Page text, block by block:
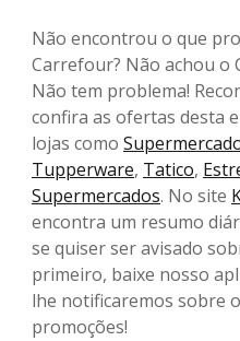
Não encontrou o que
Carrefour? Não achou o
Não tem problema!
confira as ofertas desta
lojas como
Tupperware, Tatico,
Supermercados. No site
encontra um resumo
se quiser ser avisado
primeiro, baixe nosso
lhe notificaremos sobre
promoções!